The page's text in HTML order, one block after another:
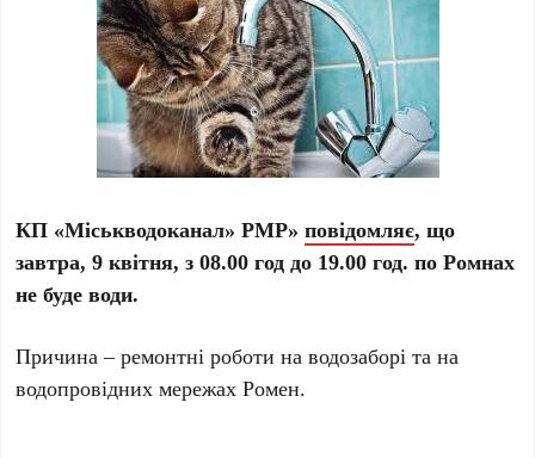
КП «Міськводоканал» РМР»повідомляє, що
завтра, 9 квітня, з 08.00 год до 19.00 год. по Ромнах
не буде води.
Причина – ремонтні роботи на водозаборі та на
водопровідних мережах Ромен.